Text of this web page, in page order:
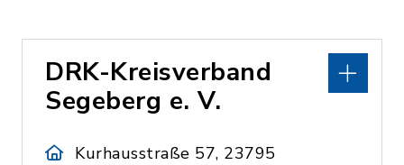
DRK-Kreisverband
Segeberg e. V.
Kurhausstraße 57, 23795